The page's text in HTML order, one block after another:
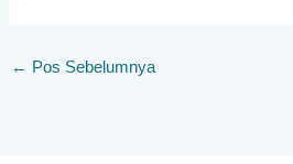
← Pos Sebelumnya